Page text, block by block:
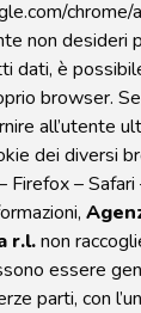
non desideri
dati, è
browser.
all’utente
dei diversi
Firefox – Safari
r.l.non
essere
parti, con